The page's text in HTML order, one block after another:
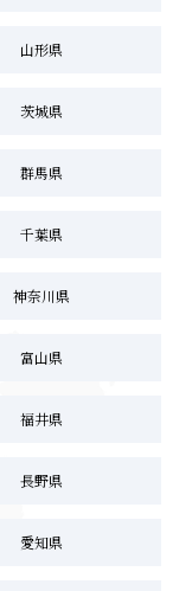
山形県
茨城県
群馬県
千葉県
神奈川県
富山県
福井県
長野県
愛知県